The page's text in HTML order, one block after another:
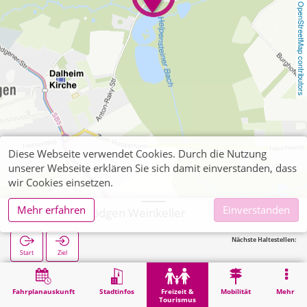
OpenStreetMap contributors
Fahrplanauskunft Stadtinfos
Freizeit &
Tourismus
Mobilität Mehr
Wegberg, Rödgen Weinkeller
Start Ziel
Nächste Haltestellen:
Freizeit & Tourismus Kultur Wegberg, Rödgen Weinkeller
Diese Webseite verwendet Cookies. Durch die Nutzung
unserer Webseite erklären Sie sich damit einverstanden, dass
wir Cookies einsetzen.
Mehr erfahren
Einverstanden